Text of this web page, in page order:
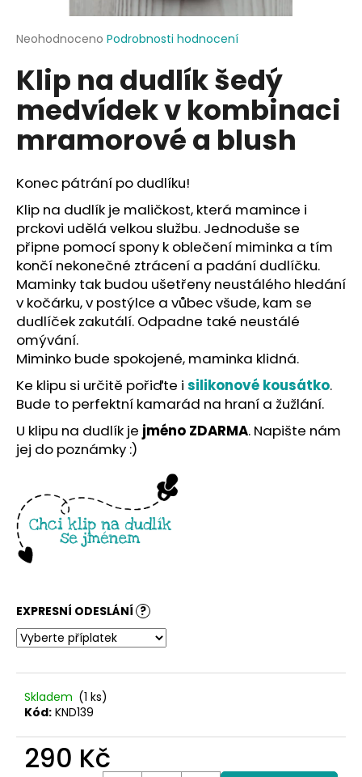
Průměrné
produktu
je
5
hvězdiček.
Neohodnoceno Podrobnosti hodnocení
Klip na dudlík šedý
medvídek v kombinaci
mramorové a blush
Konec pátrání po dudlíku!
Klip na dudlík je maličkost, která mamince i
prckovi udělá velkou službu. Jednoduše se
připne pomocí spony k oblečení miminka a tím
končí nekonečné ztrácení a padání dudlíčku.
Maminky tak budou ušetřeny neustálého hledání
v kočárku, v postýlce a vůbec všude, kam se
dudlíček zakutálí. Odpadne také neustálé
omývání.
Miminko bude spokojené, maminka klidná.
Ke klipu si určitě pořiďte i silikonové kousátko.
Bude to perfektní kamarád na hraní a žužlání.
U klipu na dudlík je jméno ZDARMA. Napište nám
jej do poznámky :)
EXPRESNÍ ODESLÁNÍ ?
Skladem (1 ks)
Kód: KND139
290 Kč
j
t
?
HLEDAT
D
o
p
o
r
u
č
u
j
m
e